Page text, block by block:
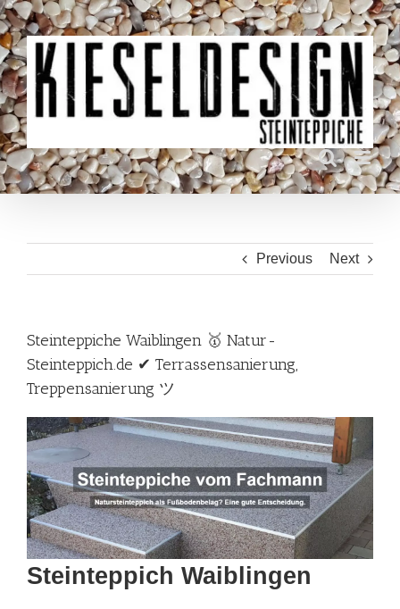
Skip
to
content
Previous Next
Steinteppiche Waiblingen 🥇 Natur-
Steinteppich.de ✔ Terrassensanierung,
Treppensanierung ツ
Steinteppich Waiblingen